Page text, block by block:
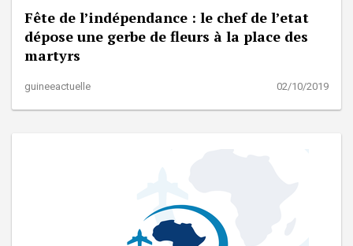
Fête de l’indépendance : le chef de l’etat
dépose une gerbe de fleurs à la place des
martyrs
guineeactuelle 02/10/2019